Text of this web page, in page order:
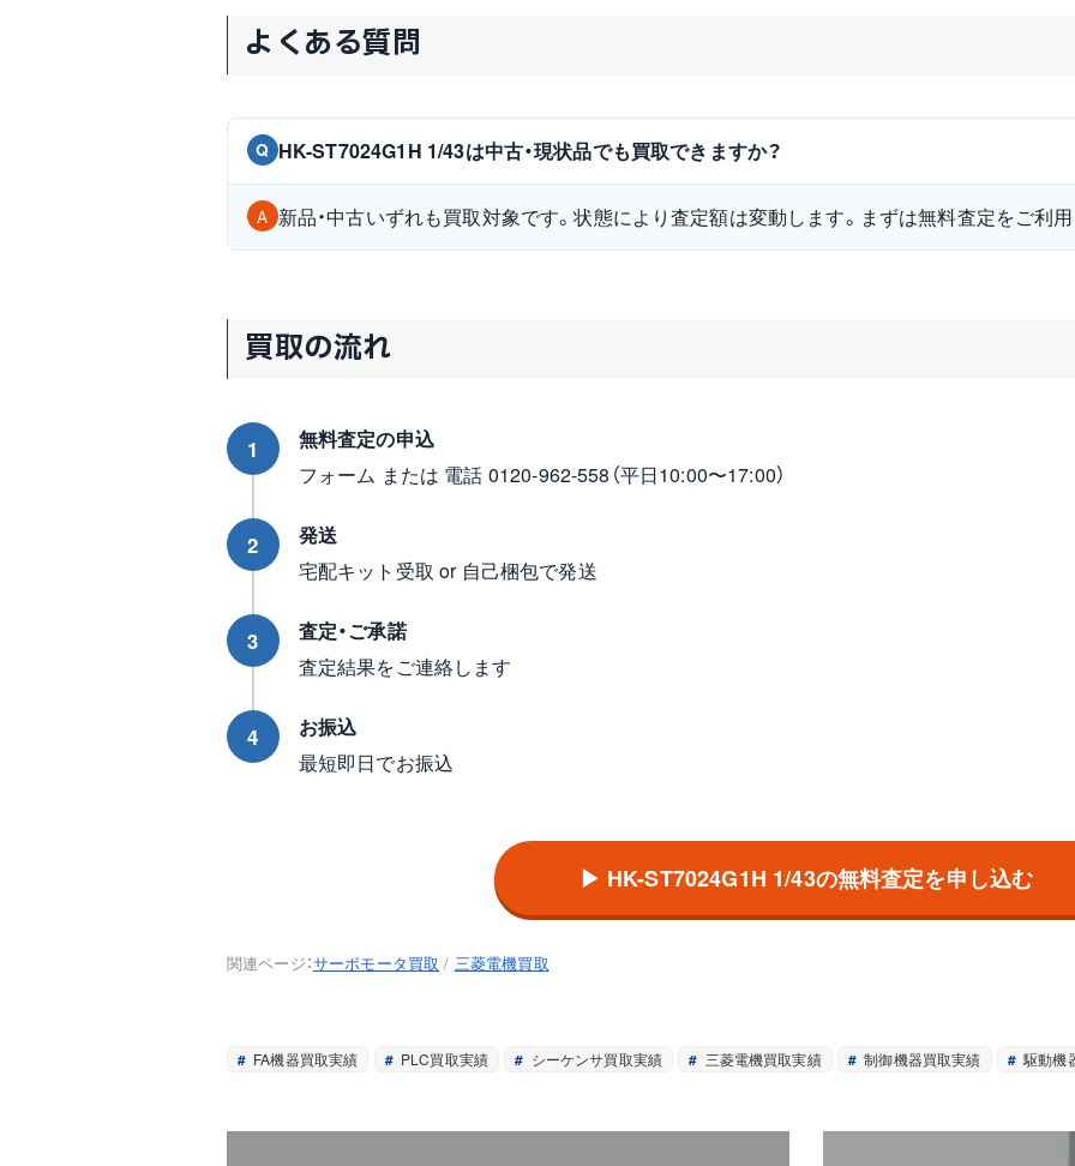
よくある質問
Q HK-ST7024G1H 1/43は中古・現状品でも買取できますか？
A 新品・中古いずれも買取対象です。状態により査定額は変動します。まずは無料査定をご利用
買取の流れ
1
無料査定の申込
フォーム または 電話 0120-962-558（平日10:00〜17:00）
2
発送
宅配キット受取 or 自己梱包で発送
3
査定・ご承諾
査定結果をご連絡します
4
お振込
最短即日でお振込
▶ HK-ST7024G1H 1/43の無料査定を申し込む
関連ページ：サーボモータ買取 / 三菱電機買取
FA機器買取実績 PLC買取実績 シーケンサ買取実績 三菱電機買取実績 制御機器買取実績 駆動機